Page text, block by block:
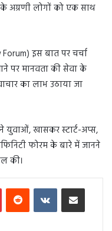
के अग्रणी लोगों को एक साथ
इस बात पर चर्चा
पर मानवता की सेवा के
का लाभ उठाया जा
ने युवाओं, खासकर स्टार्ट-अप्स,
फोरम के बारे में जानने
की।
PinterestReddit VKontakteShare via Email